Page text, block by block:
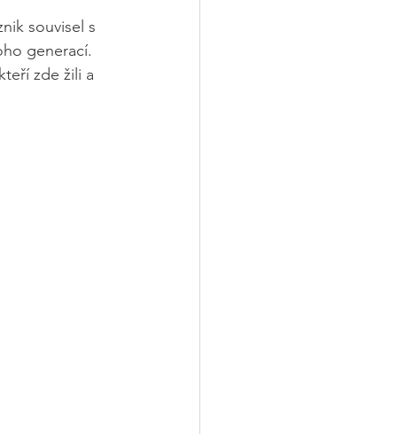
souvisel s
generací.
zde žili a